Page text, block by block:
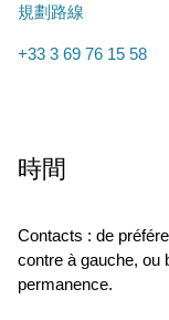
規劃路線
+33 3 69 76 15 58
時間
Contacts : de
contre à gauche, ou
permanence.